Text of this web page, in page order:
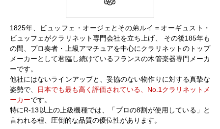
1825年、ビュッフェ・オージェとその弟ルイ＝オーギュスト・
ビュッフェがクラリネット専門会社を立ち上げ、 その後185年も
の間、プロ奏者・上級アマチュアを中心にクラリネットのトップ
メーカーとして君臨し続けているフランスの木管楽器専門メーカ
ーです。
他社にはないラインアップと、妥協のない物作りに対する真摯な
姿勢で、
日本でも最も高く評価されている、No.1クラリネットメ
ーカーです。
特にR-13以上の上級機種では、「プロの8割が使用している」と
言われる程、圧倒的な品質の優位性があります。